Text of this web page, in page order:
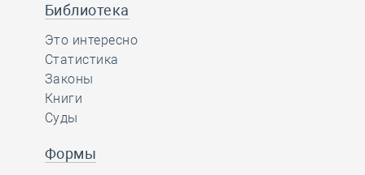
Библиотека
Это интересно
Статистика
Законы
Книги
Суды
Формы